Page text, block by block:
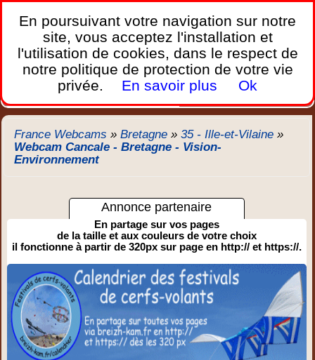
France Webcams,
Les webcams sur mobiles, portables et PC.
Home Bretagne Corse Plages Ports Montagnes
Trafic Chercher New
France Webcams »Bretagne »35 - Ille-et-Vilaine »
Webcam Cancale - Bretagne - Vision-
Environnement
Annonce partenaire
En partage sur vos pages
de la taille et aux couleurs de votre choix
il fonctionne à partir de 320px sur page en http:// et https://.
En poursuivant votre navigation sur notre
site, vous acceptez l'installation et
l'utilisation de cookies, dans le respect de
notre politique de protection de votre vie
privée.
En savoir plus Ok